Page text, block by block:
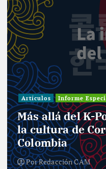
Artículos Informe
Más allá del K-
la cultura de
Colombia
PorRedacción CAM